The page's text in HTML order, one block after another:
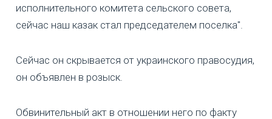
исполнительного комитета сельского совета,
сейчас наш казак стал председателем поселка".
Сейчас он скрывается от украинского правосудия,
он объявлен в розыск.
Обвинительный акт в отношении него по факту